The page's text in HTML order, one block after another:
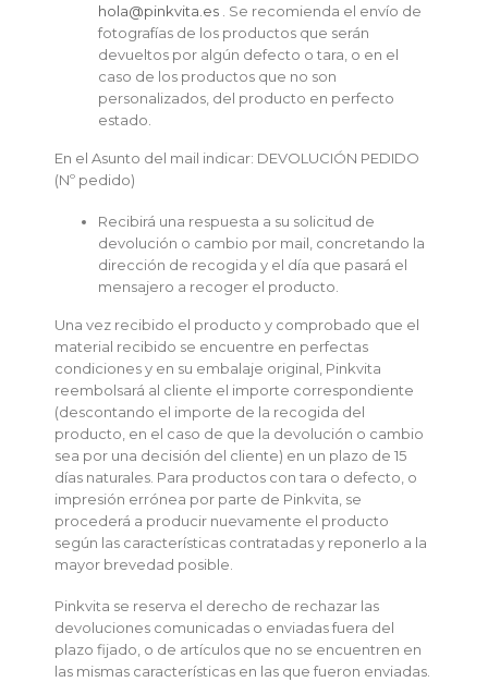
hola@pinkvita.es . Se recomienda el envío de
fotografías de los productos que serán
devueltos por algún defecto o tara, o en el
caso de los productos que no son
personalizados, del producto en perfecto
estado.
En el Asunto del mail indicar: DEVOLUCIÓN PEDIDO
(Nº pedido)
Recibirá una respuesta a su solicitud de
devolución o cambio por mail, concretando la
dirección de recogida y el día que pasará el
mensajero a recoger el producto.
Una vez recibido el producto y comprobado que el
material recibido se encuentre en perfectas
condiciones y en su embalaje original, Pinkvita
reembolsará al cliente el importe correspondiente
(descontando el importe de la recogida del
producto, en el caso de que la devolución o cambio
sea por una decisión del cliente) en un plazo de 15
días naturales. Para productos con tara o defecto, o
impresión errónea por parte de Pinkvita, se
procederá a producir nuevamente el producto
según las características contratadas y reponerlo a la
mayor brevedad posible.
Pinkvita se reserva el derecho de rechazar las
devoluciones comunicadas o enviadas fuera del
plazo fijado, o de artículos que no se encuentren en
las mismas características en las que fueron enviadas.